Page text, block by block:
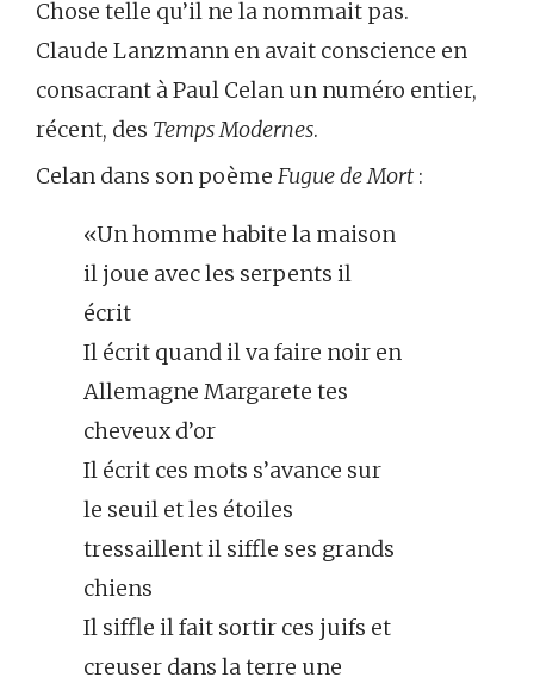
Chose telle qu’il ne la nommait pas.
Claude Lanzmann en avait conscience en
consacrant à Paul Celan un numéro entier,
récent, des Temps Modernes.
Celan dans son poème Fugue de Mort :
«Un homme habite la maison
il joue avec les serpents il
écrit
Il écrit quand il va faire noir en
Allemagne Margarete tes
cheveux d’or
Il écrit ces mots s’avance sur
le seuil et les étoiles
tressaillent il siffle ses grands
chiens
Il siffle il fait sortir ces juifs et
creuser dans la terre une